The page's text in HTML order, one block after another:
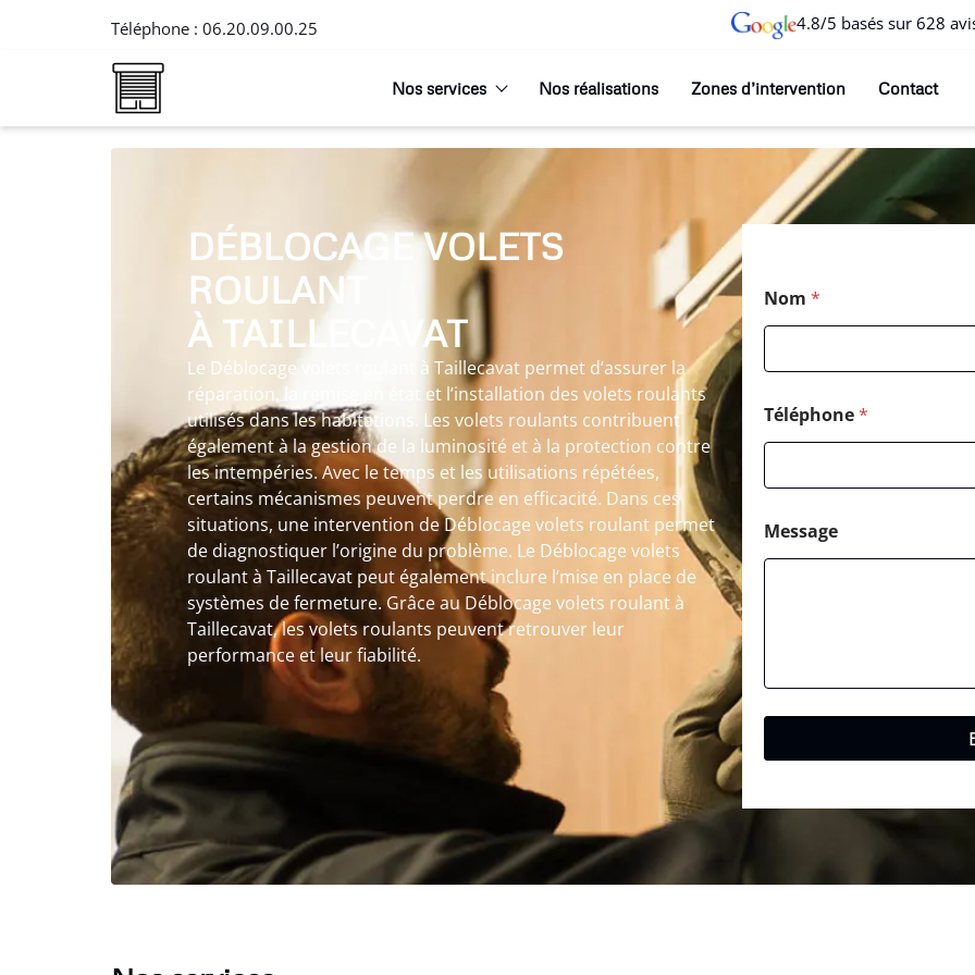
Téléphone : 06.20.09.00.25 4.8/5 basés sur 628
Nos services Nos réalisations Zones d’intervention Contact
DÉBLOCAGE VOLETS
ROULANT
À TAILLECAVAT
Le Déblocage volets roulant à Taillecavat permet d’assurer la
réparation, la remise en état et l’installation des volets roulants
utilisés dans les habitations. Les volets roulants contribuent
également à la gestion de la luminosité et à la protection contre
les intempéries. Avec le temps et les utilisations répétées,
certains mécanismes peuvent perdre en efficacité. Dans ces
situations, une intervention de Déblocage volets roulant permet
de diagnostiquer l’origine du problème. Le Déblocage volets
roulant à Taillecavat peut également inclure l’mise en place de
systèmes de fermeture. Grâce au Déblocage volets roulant à
Taillecavat, les volets roulants peuvent retrouver leur
performance et leur fiabilité.
Nom *
Téléphone*
Message